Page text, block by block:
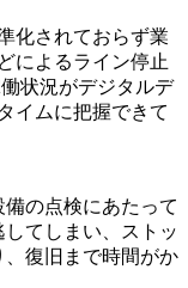
化されておらず業
によるライン停止
状況がデジタルデ
イムに把握できて
の点検にあたって
てしまい、ストッ
復旧まで時間がか